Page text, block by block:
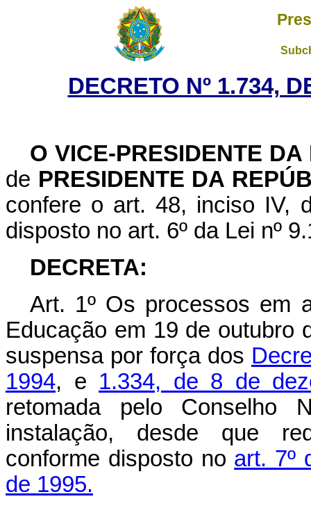
DECRETO Nº 1.734,
O VICE-PRESIDENTE
de PRESIDENTE DA
confere o art. 48, inciso IV,
disposto no art. 6º da Lei nº
DECRETA:
Art. 1º Os processos em
Educação em 19 de outubro
suspensa por força dos
1994, e 1.334, de 8 de
retomada pelo Conselho
instalação, desde que
conforme disposto no art. 7º
de 1995.